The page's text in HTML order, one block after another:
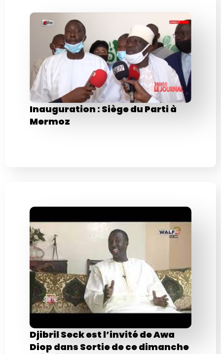
Inauguration : Siège du Parti à
Mermoz
Djibril Seck est l’invité de Awa
Diop dans Sortie de ce dimanche